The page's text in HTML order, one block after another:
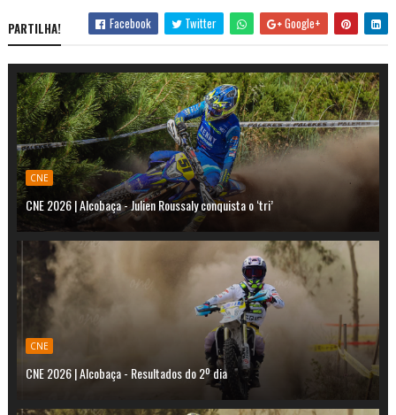
PARTILHA! Facebook Twitter Google+
CNE
CNE 2026 | Alcobaça - Julien Roussaly conquista o ‘tri’
CNE
CNE 2026 | Alcobaça - Resultados do 2º dia